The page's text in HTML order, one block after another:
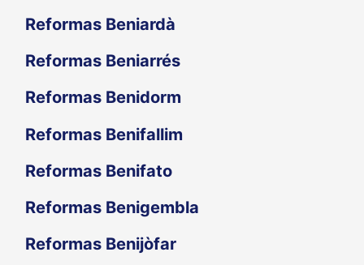
Reformas Beniardà
Reformas Beniarrés
Reformas Benidorm
Reformas Benifallim
Reformas Benifato
Reformas Benigembla
Reformas Benijòfar